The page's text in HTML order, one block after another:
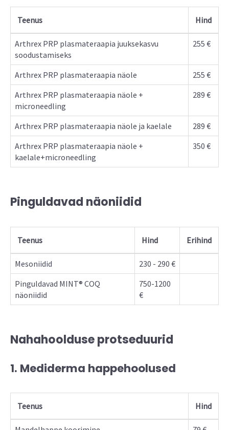
Teenus Hind
Arthrex PRP plasmateraapia juuksekasvu
soodustamiseks
255 €
Arthrex PRP plasmateraapia näole
255 €
Arthrex PRP plasmateraapia näole +
microneedling
289 €
Arthrex PRP plasmateraapia näole ja kaelale
289 €
Arthrex PRP plasmateraapia näole +
kaelale+microneedling
350 €
Pinguldavad näoniidid
Teenus Hind Erihind
Mesoniidid
230 - 290 €
Pinguldavad MINT® COQ
näoniidid
750-1200
€
Nahahoolduse protseduurid
1. Mediderma happehoolused
Teenus Hind